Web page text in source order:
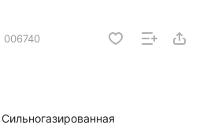
006740
Сильногазированная